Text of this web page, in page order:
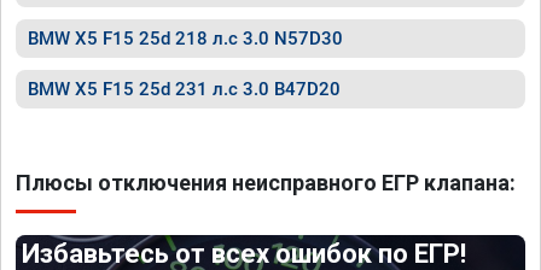
BMW X5 F15 25d 218 л.с 3.0 N57D30
BMW X5 F15 25d 231 л.с 3.0 B47D20
Плюсы отключения неисправного ЕГР клапана:
Избавьтесь от всех ошибок по ЕГР!